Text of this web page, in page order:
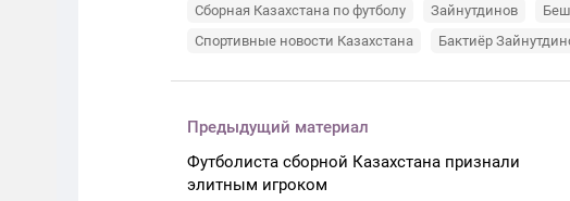
Сборная Казахстана по футболу Зайнутдинов
Спортивные новости Казахстана
Бактиёр
Предыдущий материал
Футболиста сборной Казахстана признали
элитным игроком